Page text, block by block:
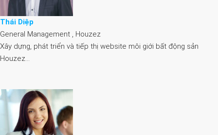
Thái Diệp
General Management , Houzez
Xây dựng, phát triển và tiếp thị website môi giới bất động sản
Houzez…